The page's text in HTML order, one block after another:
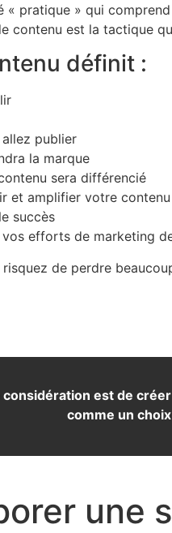
« pratique » qui
contenu est la tactique
définit :
publier
la marque
sera différencié
et amplifier votre contenu
succès
efforts de marketing
de perdre
considération est de
comme un
une